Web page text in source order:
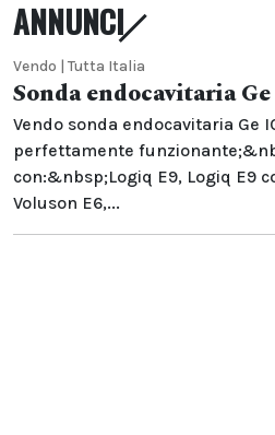
ANNUNCI
Vendo | Tutta Italia
Sonda endocavitaria
Vendo sonda endocavitaria Ge
perfettamente
con:&nbsp;Logiq E9, Logiq E9
Voluson E6,...